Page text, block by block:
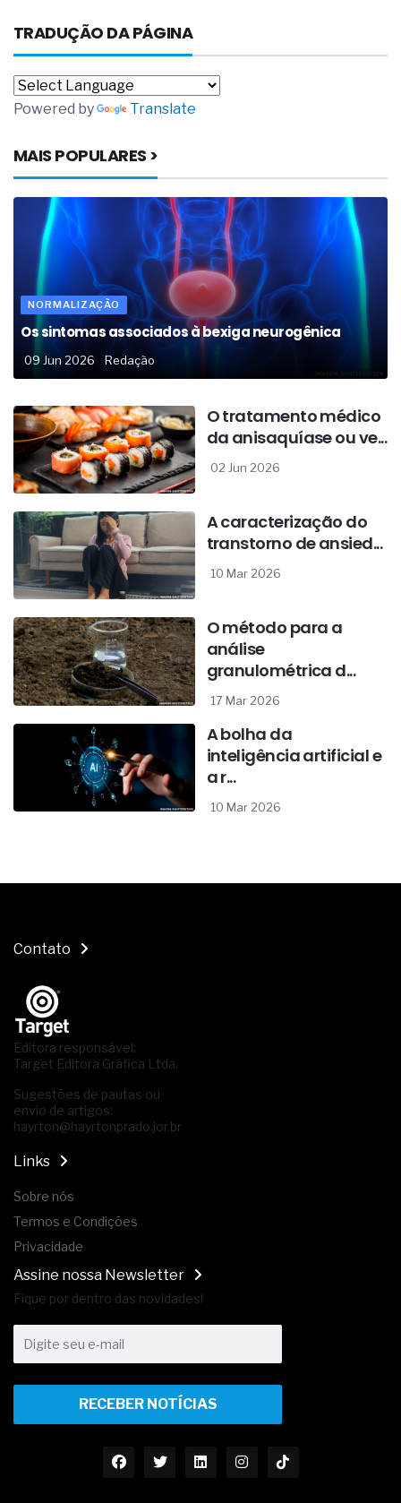
TRADUÇÃO DA PÁGINA
Powered by Translate
MAIS POPULARES >
NORMALIZAÇÃO
Os sintomas associados à bexiga neurogênica
09 Jun 2026 Redação
O tratamento médico
da anisaquíase ou ve...
02 Jun 2026
A caracterização do
transtorno de ansied...
10 Mar 2026
O método para a
análise
granulométrica d...
17 Mar 2026
A bolha da
inteligência artificial e
a r...
10 Mar 2026
Contato
Editora responsável:
Target Editora Gráfica Ltda.
Sugestões de pautas ou
envio de artigos:
hayrton@hayrtonprado.jor.br
Links
Sobre nós
Termos e Condições
Privacidade
Assine nossa Newsletter
Fique por dentro das novidades!
RECEBER NOTÍCIAS